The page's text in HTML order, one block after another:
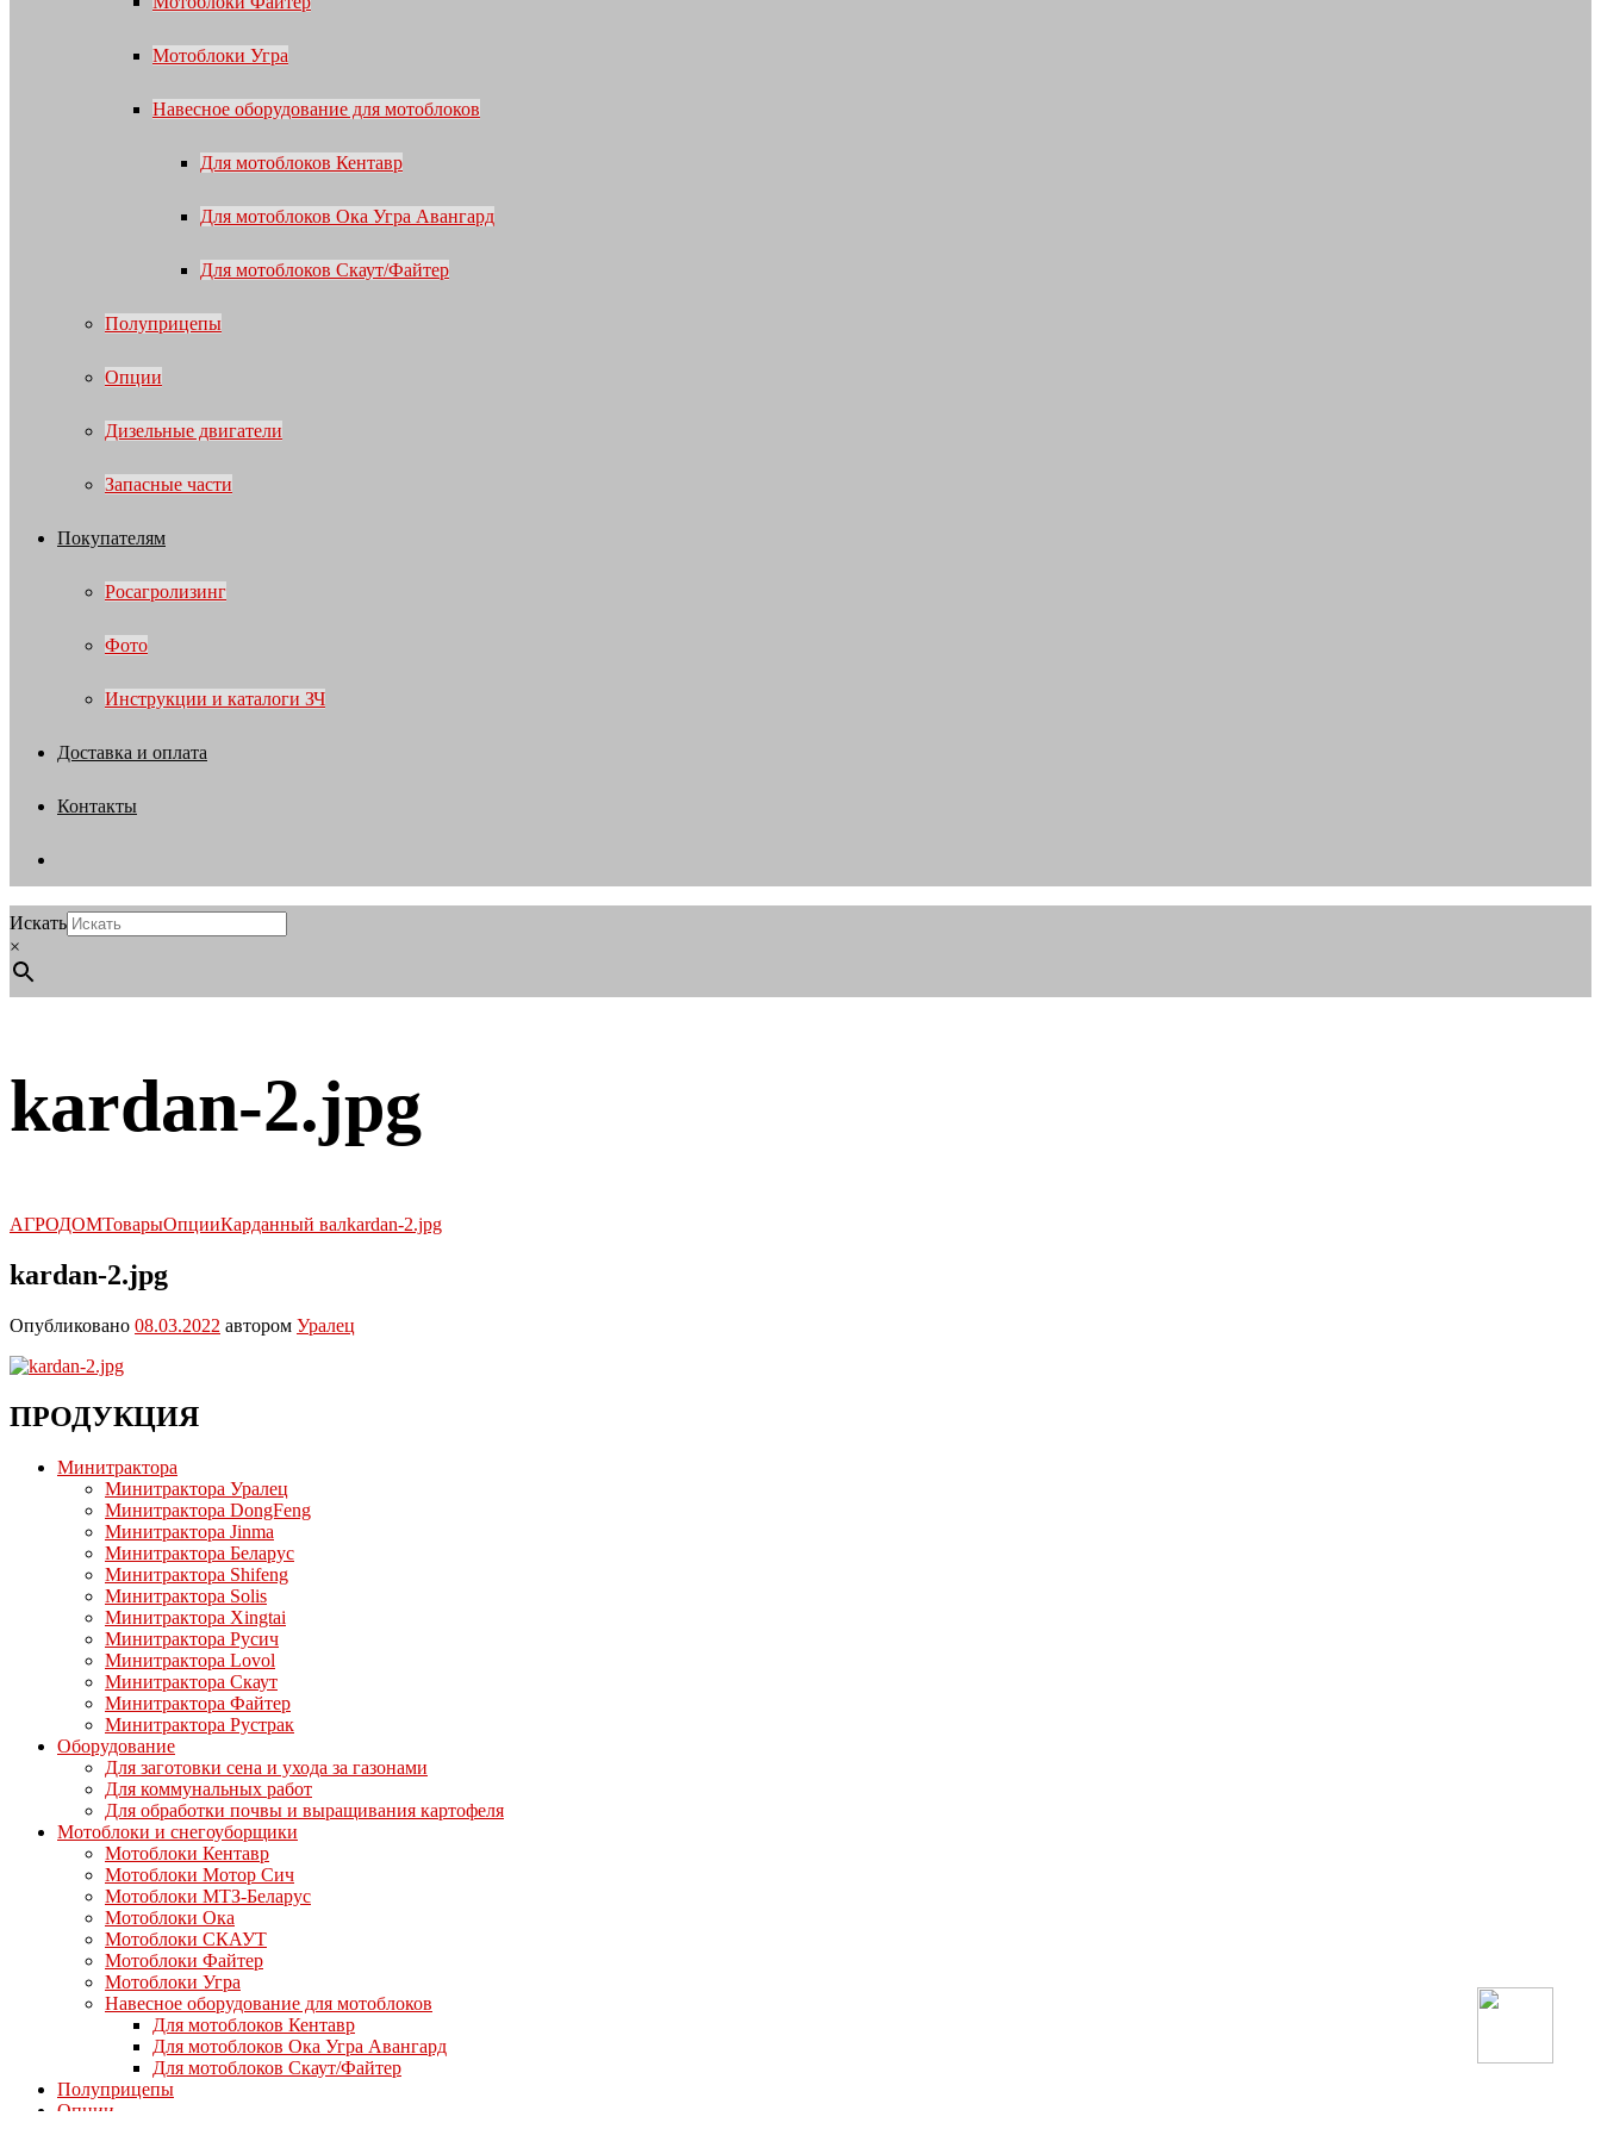
Мотоблоки Угра
Навесное оборудование для мотоблоков
Для мотоблоков Кентавр
Для мотоблоков Ока Угра Авангард
Для мотоблоков Скаут/Файтер
Полуприцепы
Опции
Дизельные двигатели
Запасные части
Покупателям
Росагролизинг
Фото
Инструкции и каталоги ЗЧ
Доставка и оплата
Контакты
Искать
×
kardan-2.jpg
АГРОДОМТоварыОпцииКарданный валkardan-2.jpg
kardan-2.jpg
Опубликовано 08.03.2022 автором Уралец
ПРОДУКЦИЯ
Минитрактора
Минитрактора Уралец
Минитрактора DongFeng
Минитрактора Jinma
Минитрактора Беларус
Минитрактора Shifeng
Минитрактора Solis
Минитрактора Xingtai
Минитрактора Русич
Минитрактора Lovol
Минитрактора Скаут
Минитрактора Файтер
Минитрактора Рустрак
Оборудование
Для заготовки сена и ухода за газонами
Для коммунальных работ
Для обработки почвы и выращивания картофеля
Мотоблоки и снегоуборщики
Мотоблоки Кентавр
Мотоблоки Мотор Сич
Мотоблоки МТЗ-Беларус
Мотоблоки Ока
Мотоблоки СКАУТ
Мотоблоки Файтер
Мотоблоки Угра
Навесное оборудование для мотоблоков
Для мотоблоков Кентавр
Для мотоблоков Ока Угра Авангард
Для мотоблоков Скаут/Файтер
Полуприцепы
Опции